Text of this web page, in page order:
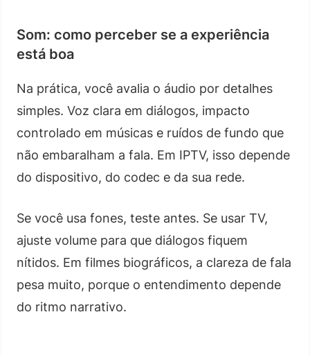
Som: como perceber se a experiência
está boa
Na prática, você avalia o áudio por detalhes
simples. Voz clara em diálogos, impacto
controlado em músicas e ruídos de fundo que
não embaralham a fala. Em IPTV, isso depende
do dispositivo, do codec e da sua rede.
Se você usa fones, teste antes. Se usar TV,
ajuste volume para que diálogos fiquem
nítidos. Em filmes biográficos, a clareza de fala
pesa muito, porque o entendimento depende
do ritmo narrativo.